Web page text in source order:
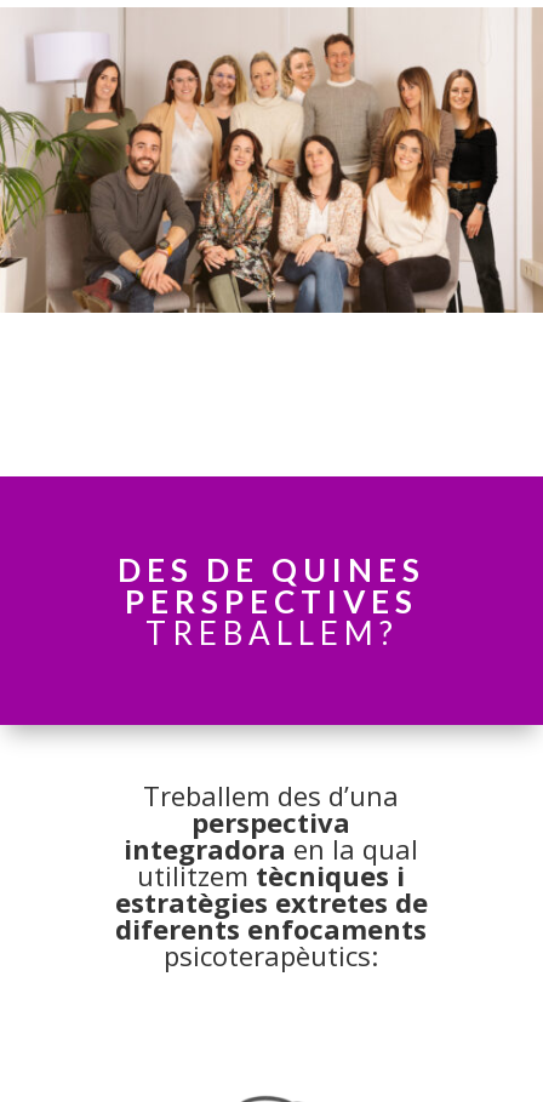
DES DE QUINES
PERSPECTIVES
TREBALLEM?
Treballem des d’una
perspectiva
integradora en la qual
utilitzem tècniques i
estratègies extretes de
diferents enfocaments
psicoterapèutics: